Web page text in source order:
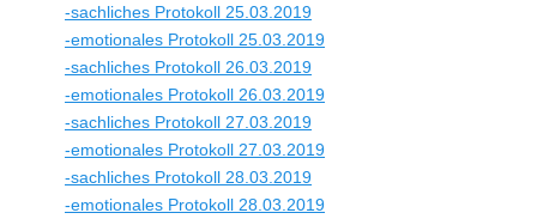
-sachliches Protokoll 25.03.2019
-emotionales Protokoll 25.03.2019
-sachliches Protokoll 26.03.2019
-emotionales Protokoll 26.03.2019
-sachliches Protokoll 27.03.2019
-emotionales Protokoll 27.03.2019
-sachliches Protokoll 28.03.2019
-emotionales Protokoll 28.03.2019